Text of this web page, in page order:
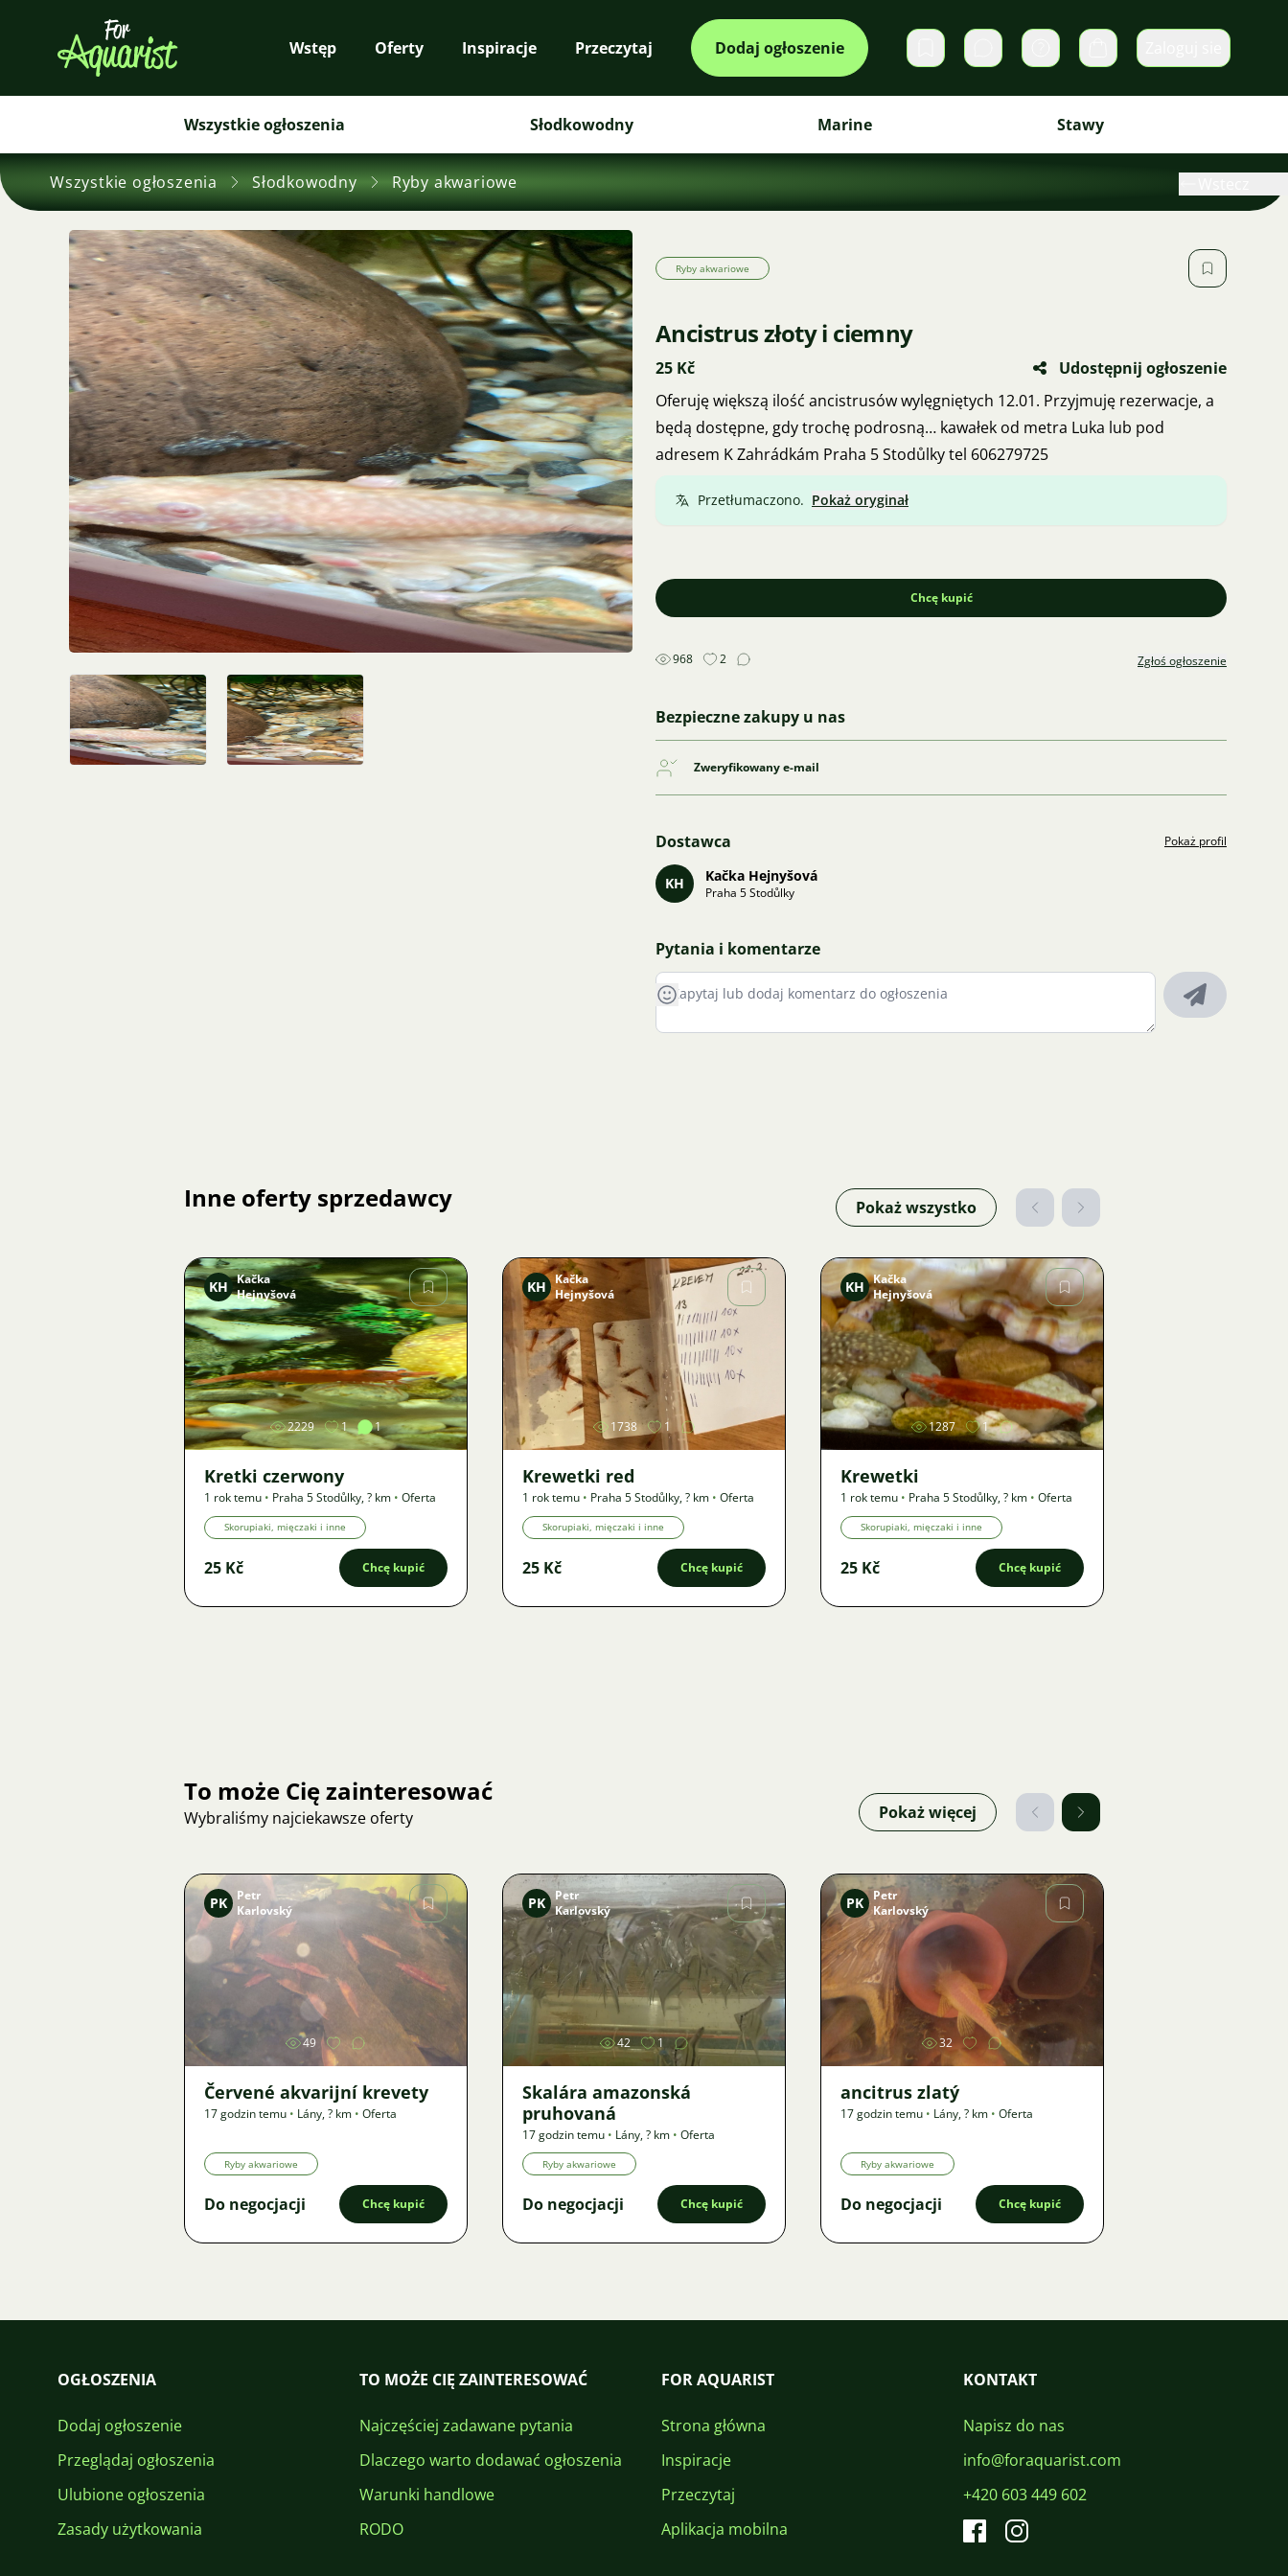
Wstęp Oferty Inspiracje Przeczytaj Dodaj ogłoszenie Prywatne wiadomości
Koszyk
Wszystkie ogłoszenia Słodkowodny Marine Stawy
Wszystkie ogłoszenia Słodkowodny Ryby akwariowe
Ryby akwariowe
Ancistrus złoty i ciemny
25 Kč
Udostępnij ogłoszenie
Oferuję większą ilość ancistrusów wylęgniętych 12.01. Przyjmuję rezerwacje, a
będą dostępne, gdy trochę podrosną… kawałek od metra Luka lub pod
adresem K Zahrádkám Praha 5 Stodůlky tel 606279725
Przetłumaczono. Pokaż oryginał
Chcę kupić
968 2 Zgłoś ogłoszenie
Bezpieczne zakupy u nas
Zweryfikowany e-mail
Dostawca Pokaż profil
KH Kačka Hejnyšová
Praha 5 Stodůlky
Pytania i komentarze
Inne oferty sprzedawcy Pokaż wszystko
Zdjęcie
KH Kačka
Hejnyšová
2229 1 1
Kretki czerwony
1 rok temu • Praha 5 Stodůlky,? km • Oferta
Skorupiaki, mięczaki i inne
25 Kč Chcę kupić
Zdjęcie
KH Kačka
Hejnyšová
1738 1
Krewetki red
1 rok temu • Praha 5 Stodůlky,? km • Oferta
Skorupiaki, mięczaki i inne
25 Kč Chcę kupić
Zdjęcie
KH Kačka
Hejnyšová
1287 1
Krewetki
1 rok temu • Praha 5 Stodůlky,? km • Oferta
Skorupiaki, mięczaki i inne
25 Kč Chcę kupić
To może Cię zainteresować
Wybraliśmy najciekawsze oferty Pokaż więcej
Zdjęcie
PK
Petr
Karlovský
49
Červené akvarijní krevety
17 godzin temu • Lány,? km • Oferta
Ryby akwariowe
Do negocjacji Chcę kupić
Zdjęcie
PK
Petr
Karlovský
42 1
Skalára amazonská
pruhovaná
17 godzin temu • Lány,? km • Oferta
Ryby akwariowe
Do negocjacji Chcę kupić
Zdjęcie
PK
Petr
Karlovský
32
ancitrus zlatý
17 godzin temu • Lány,? km • Oferta
Ryby akwariowe
Do negocjacji Chcę kupić
OGŁOSZENIA
Dodaj ogłoszenie
Przeglądaj ogłoszenia
Ulubione ogłoszenia
Zasady użytkowania
TO MOŻE CIĘ ZAINTERESOWAĆ
Najczęściej zadawane pytania
Dlaczego warto dodawać ogłoszenia
Warunki handlowe
RODO
FOR AQUARIST
Strona główna
Inspiracje
Przeczytaj
Aplikacja mobilna
KONTAKT
Napisz do nas
info@foraquarist.com
+420 603 449 602